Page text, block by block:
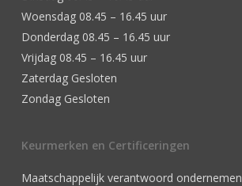
Woensdag 08.45 – 16.45 uur
Donderdag 08.45 – 16.45 uur
Vrijdag 08.45 – 16.45 uur
Zaterdag Gesloten
Zondag Gesloten
Keurmerken en Certificeringen
Maatschappelijk verantwoord ondernemen